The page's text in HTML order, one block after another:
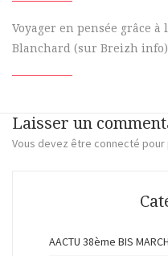
Voyager en pensée grâce
Blanchard (sur Breizh info)
Laisser un
Vous devez être connecté pour
AACTU 38ème BIS